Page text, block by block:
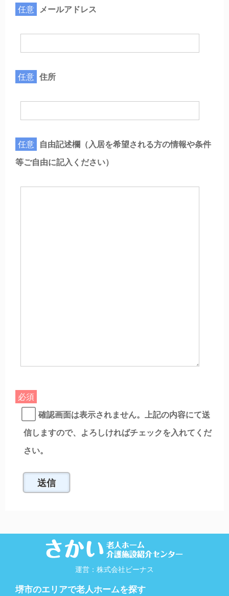
任意 メールアドレス
任意 住所
任意 自由記述欄（入居を希望される方の情報や条件
等ご自由に記入ください）
必須
確認画面は表示されません。上記の内容にて送
信しますので、よろしければチェックを入れてくだ
さい。
運営：株式会社ビーナス
堺市のエリアで老人ホームを探す